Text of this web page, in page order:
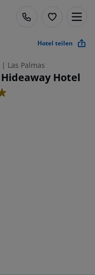
Hotel teilen
Las Palmas
Hotel